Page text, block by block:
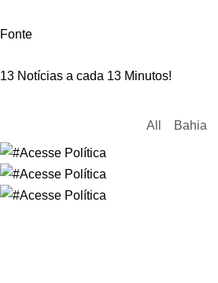
Fonte
13 Notícias a cada 13 Minutos!
All Bahia